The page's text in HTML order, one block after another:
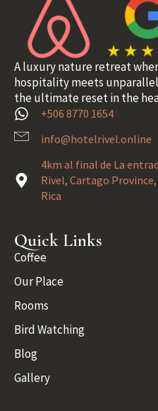
A luxury nature retreat
hospitality meets
the ultimate reset in the
+506 8770 1654
info@hotelrivel.online
4km al final de La
Rivel, Cartago
Rica
Quick Links
Coffee
Our Place
Rooms
Bird Watching
Blog
Gallery